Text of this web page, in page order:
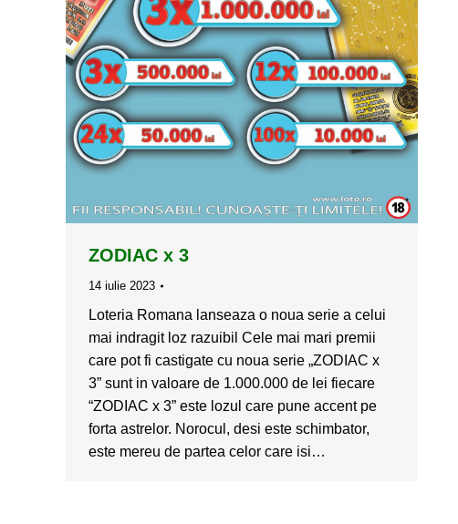
ZODIAC x 3
14 iulie 2023
Loteria Romana lanseaza o noua serie a celui
mai indragit loz razuibil Cele mai mari premii
care pot fi castigate cu noua serie „ZODIAC x
3” sunt in valoare de 1.000.000 de lei fiecare
“ZODIAC x 3” este lozul care pune accent pe
forta astrelor. Norocul, desi este schimbator,
este mereu de partea celor care isi…